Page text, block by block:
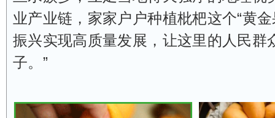
业产业链，家家户户种植枇杷这个“黄
振兴实现高质量发展，让这里的人民群
子。”